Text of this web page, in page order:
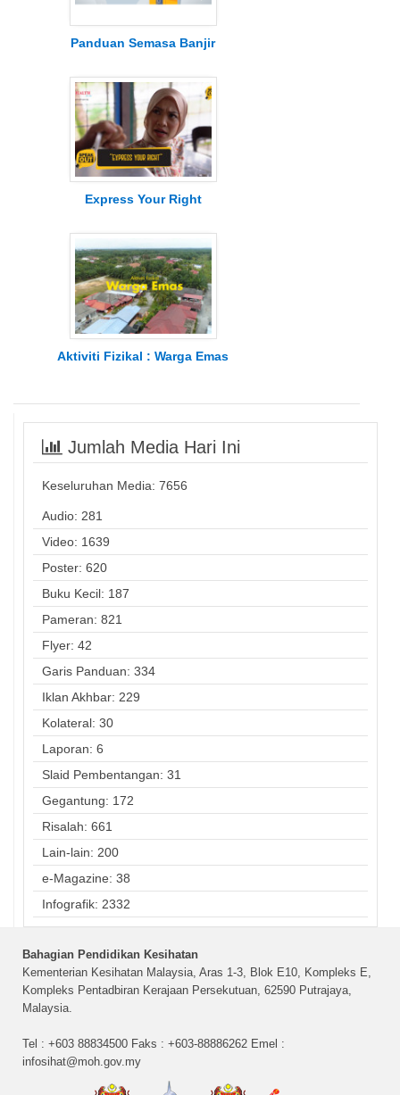
Panduan Semasa Banjir
Express Your Right
Aktiviti Fizikal : Warga Emas
Jumlah Media Hari Ini
Keseluruhan Media: 7656
Audio: 281
Video: 1639
Poster: 620
Buku Kecil: 187
Pameran: 821
Flyer: 42
Garis Panduan: 334
Iklan Akhbar: 229
Kolateral: 30
Laporan: 6
Slaid Pembentangan: 31
Gegantung: 172
Risalah: 661
Lain-lain: 200
e-Magazine: 38
Infografik: 2332
Bahagian Pendidikan Kesihatan
Kementerian Kesihatan Malaysia, Aras 1-3, Blok E10, Kompleks E,
Kompleks Pentadbiran Kerajaan Persekutuan, 62590 Putrajaya,
Malaysia.
Tel : +603 88834500 Faks : +603-88886262 Emel :
infosihat@moh.gov.my